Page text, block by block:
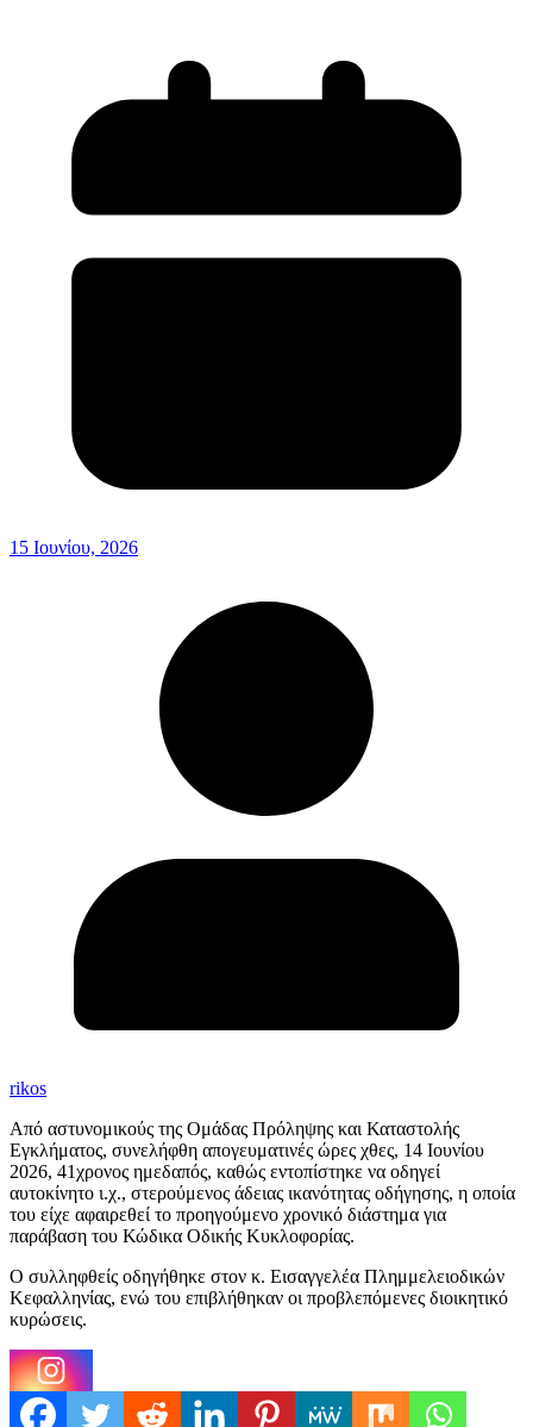
15 Ιουνίου, 2026
rikos
Από αστυνομικούς της Ομάδας Πρόληψης και Καταστολής
Εγκλήματος, συνελήφθη απογευματινές ώρες χθες, 14 Ιουνίου
2026, 41χρονος ημεδαπός, καθώς εντοπίστηκε να οδηγεί
αυτοκίνητο ι.χ., στερούμενος άδειας ικανότητας οδήγησης, η οποία
του είχε αφαιρεθεί το προηγούμενο χρονικό διάστημα για
παράβαση του Κώδικα Οδικής Κυκλοφορίας.
Ο συλληφθείς οδηγήθηκε στον κ. Εισαγγελέα Πλημμελειοδικών
Κεφαλληνίας, ενώ του επιβλήθηκαν οι προβλεπόμενες διοικητικό
κυρώσεις.